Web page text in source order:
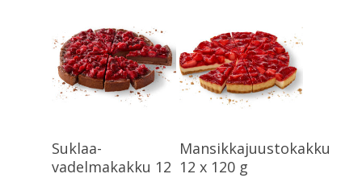
Suklaa-
vadelmakakku 12
Lue Lisää
Mansikkajuustokakku
12 x 120 g